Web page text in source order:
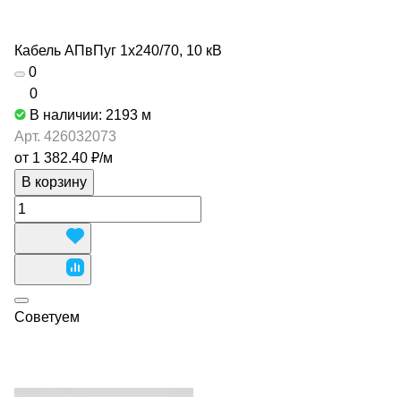
Кабель АПвПуг 1х240/70, 10 кВ
0
0
В наличии: 2193 м
Арт. 426032073
от 1 382.40 ₽/м
В корзину
Советуем